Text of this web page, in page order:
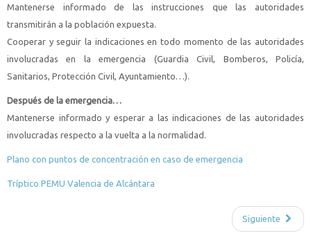
Mantenerse informado de las instrucciones que las autoridades
transmitirán a la población expuesta.
Cooperar y seguir la indicaciones en todo momento de las autoridades
involucradas en la emergencia (Guardia Civil, Bomberos, Policía,
Sanitarios, Protección Civil, Ayuntamiento…).
Después de la emergencia…
Mantenerse informado y esperar a las indicaciones de las autoridades
involucradas respecto a la vuelta a la normalidad.
Plano con puntos de concentración en caso de emergencia
Tríptico PEMU Valencia de Alcántara
Siguiente